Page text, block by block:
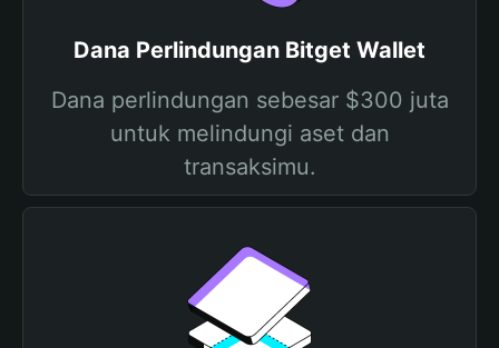
Dana Perlindungan Bitget Wallet
Dana perlindungan sebesar $300 juta
untuk melindungi aset dan
transaksimu.